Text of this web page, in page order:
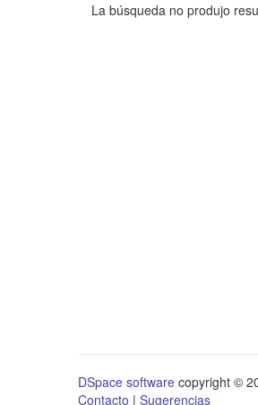
La búsqueda no produjo
DSpace software copyright ©
Contacto | Sugerencias